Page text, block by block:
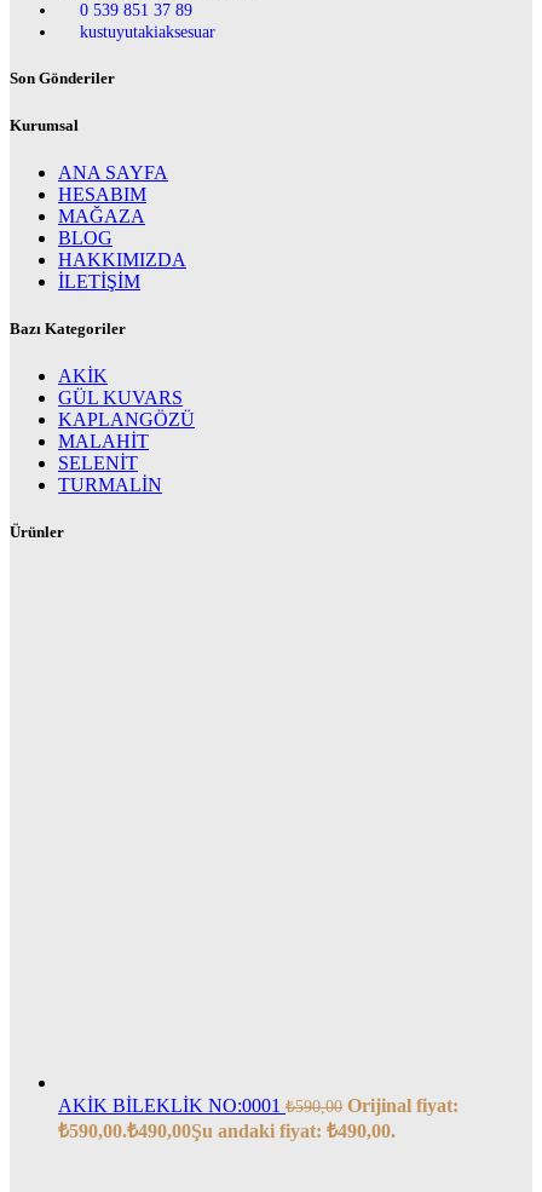
0 539 851 37 89
kustuyutakiaksesuar
Son Gönderiler
Kurumsal
ANA SAYFA
HESABIM
MAĞAZA
BLOG
HAKKIMIZDA
İLETİŞİM
Bazı Kategoriler
AKİK
GÜL KUVARS
KAPLANGÖZÜ
MALAHİT
SELENİT
TURMALİN
Ürünler
AKİK BİLEKLİK NO:0001 ₺590,00 Orijinal fiyat:
₺590,00.₺490,00Şu andaki fiyat: ₺490,00.